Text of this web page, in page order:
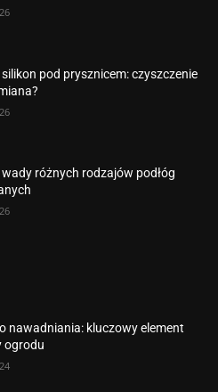
pod prysznicem: czyszczenie
wady różnych rodzajów podłóg
nawadniania: kluczowy element
ogrodu